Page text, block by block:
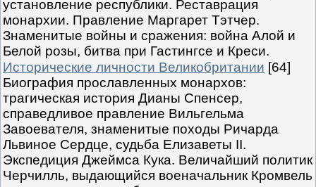
установление республики. Реставрация
монархии. Правление Маргарет Тэтчер.
Знаменитые войны и сражения: война Алой и
Белой розы, битва при Гастингсе и Креси.
Исторические личности Великобритании [64]
Биография прославленных монархов:
трагическая история Дианы Спенсер,
справедливое правление Вильгельма
Завоевателя, знаменитые походы Ричарда
Львиное Сердце, судьба Елизаветы II.
Экспедиция Джеймса Кука. Величайший политик
Черчилль, выдающийся военачальник Кромвель